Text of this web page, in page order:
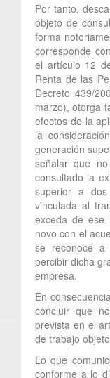
Por tanto,
objeto de
forma
corresponde
el artículo 12
Renta de las
Decreto 439/
marzo), otorga
efectos de la
la
generación
señalar que
consultado la
superior a
vinculada al
exceda de ese
novo con el
se reconoce a
percibir dicha
empresa.
En
concluir que
prevista en el
de trabajo
Lo que
conforme a lo